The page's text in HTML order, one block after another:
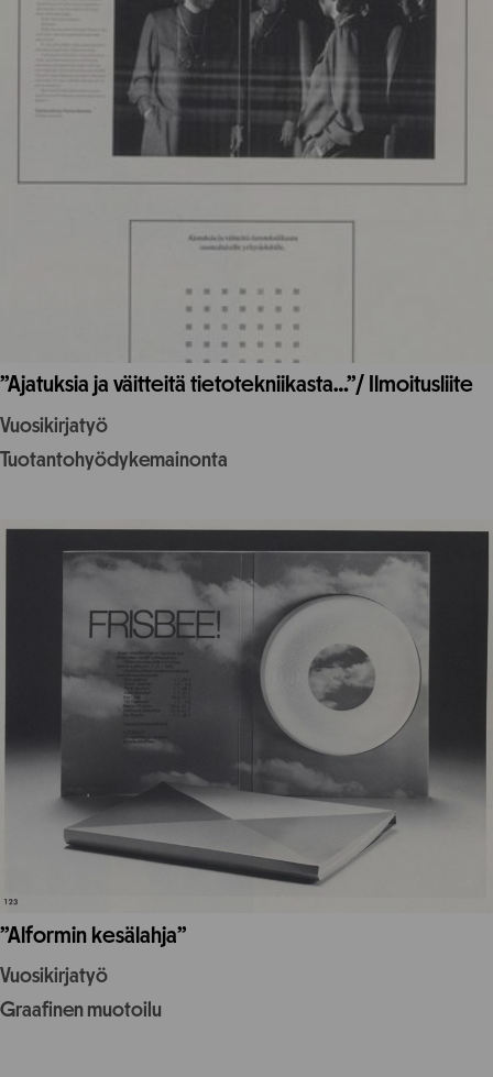
”Ajatuksia ja väitteitä tietotekniikasta…”/ Ilmoitusliite
Vuosikirjatyö
Tuotantohyödykemainonta
”Alformin kesälahja”
Vuosikirjatyö
Graafinen muotoilu